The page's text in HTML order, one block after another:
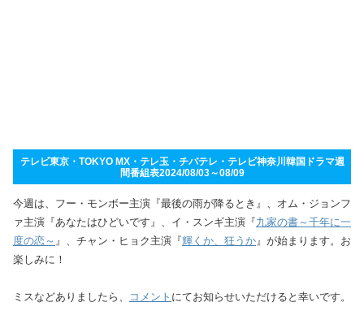
テレビ東京・TOKYO MX・テレ玉・チバテレ・テレビ神奈川韓国ドラマ週
間番組表2024/08/03～08/09
今週は、フー・モンボー主演『最後の雨が降るとき』、オム・ジョンフ
ァ主演『あなたはひどいです』、イ・スンギ主演『九家の書～千年に一
度の恋～ 』、チャン・ヒョク主演『輝くか、狂うか 』が始まります。お
楽しみに！
ミスなどありましたら、 コメント にてお知らせいただけると幸いです。